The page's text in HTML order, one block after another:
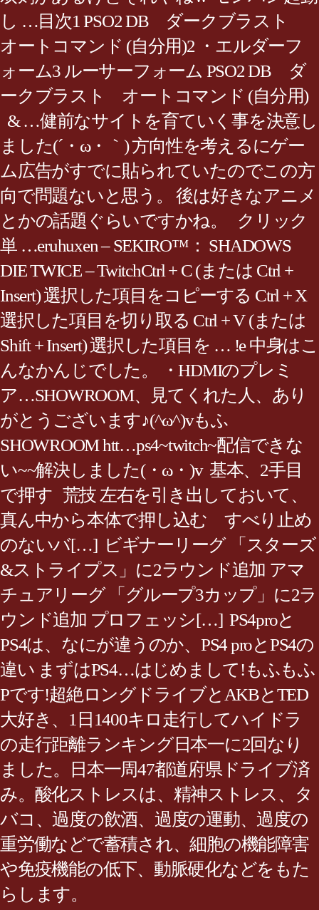
し …目次1 PSO2 DB ダークブラスト
オートコマンド (自分用)2 ・エルダーフ
ォーム3 ルーサーフォーム PSO2 DB ダ
ークブラスト オートコマンド (自分用)
& …健前なサイトを育ていく事を決意し
ました(´・ω・｀) 方向性を考えるにゲー
ム広告がすでに貼られていたのでこの方
向で問題ないと思う。 後は好きなアニメ
とかの話題ぐらいですかね。 クリック
単 …eruhuxen – SEKIRO™： SHADOWS
DIE TWICE – TwitchCtrl + C (または Ctrl +
Insert) 選択した項目をコピーする Ctrl + X
選択した項目を切り取る Ctrl + V (または
Shift + Insert) 選択した項目を … !e 中身はこ
んなかんじでした。 ・HDMIのプレミ
ア…SHOWROOM、見てくれた人、あり
がとうございます♪(^ω^)vもふ
SHOWROOM htt…ps4~twitch~配信できな
い~~解決しました(・ω・)v 基本、2手目
で押す 荒技 左右を引き出しておいて、
真ん中から本体で押し込む すべり止め
のないバ[…] ビギナーリーグ 「スターズ
&ストライプス」に2ラウンド追加 アマ
チュアリーグ 「グループ3カップ」に2ラ
ウンド追加 プロフェッシ[…] PS4proと
PS4は、なにが違うのか、PS4 proとPS4の
違い まずはPS4…はじめまして!もふもふ
Pです!超絶ロングドライブとAKBとTED
大好き、1日1400キロ走行してハイドラ
の走行距離ランキング日本一に2回なり
ました。日本一周47都道府県ドライブ済
み。酸化ストレスは、精神ストレス、タ
バコ、過度の飲酒、過度の運動、過度の
重労働などで蓄積され、細胞の機能障害
や免疫機能の低下、動脈硬化などをもた
らします。